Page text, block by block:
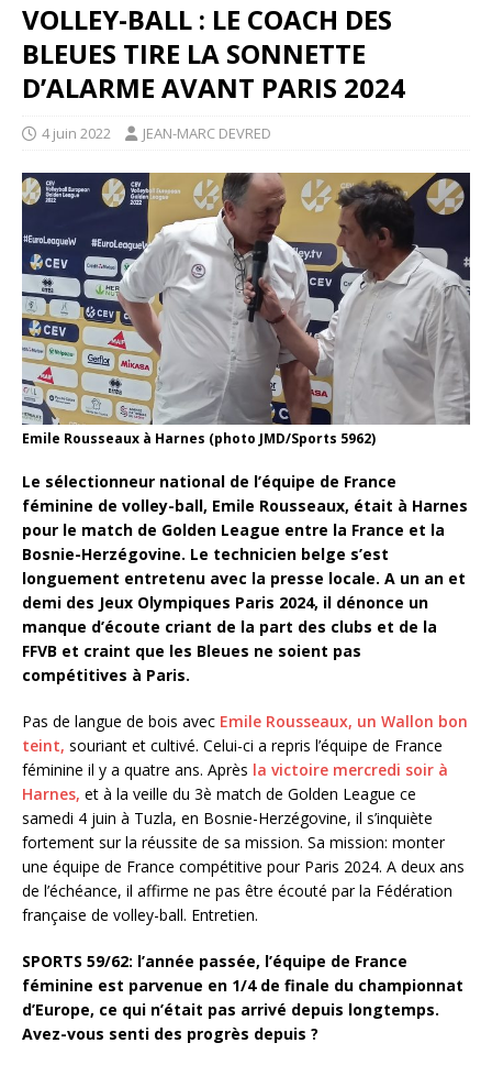
VOLLEY-BALL : LE COACH DES
BLEUES TIRE LA SONNETTE
D’ALARME AVANT PARIS 2024
4 juin 2022 JEAN-MARC DEVRED
Emile Rousseaux à Harnes (photo JMD/Sports 5962)
Le sélectionneur national de l’équipe de France
féminine de volley-ball, Emile Rousseaux, était à Harnes
pour le match de Golden League entre la France et la
Bosnie-Herzégovine. Le technicien belge s’est
longuement entretenu avec la presse locale. A un an et
demi des Jeux Olympiques Paris 2024, il dénonce un
manque d’écoute criant de la part des clubs et de la
FFVB et craint que les Bleues ne soient pas
compétitives à Paris.
Pas de langue de bois avec Emile Rousseaux, un Wallon bon
teint, souriant et cultivé. Celui-ci a repris l’équipe de France
féminine il y a quatre ans. Après la victoire mercredi soir à
Harnes, et à la veille du 3è match de Golden League ce
samedi 4 juin à Tuzla, en Bosnie-Herzégovine, il s’inquiète
fortement sur la réussite de sa mission. Sa mission: monter
une équipe de France compétitive pour Paris 2024. A deux ans
de l’échéance, il affirme ne pas être écouté par la Fédération
française de volley-ball. Entretien.
SPORTS 59/62: l’année passée, l’équipe de France
féminine est parvenue en 1/4 de finale du championnat
d’Europe, ce qui n’était pas arrivé depuis longtemps.
Avez-vous senti des progrès depuis ?